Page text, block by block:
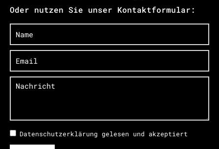
Oder nutzen Sie unser Kontaktformular:
Datenschutzerklärung gelesen und akzeptiert